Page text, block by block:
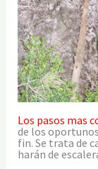
Los pasos mas
de los
fin. Se trata de
harán de